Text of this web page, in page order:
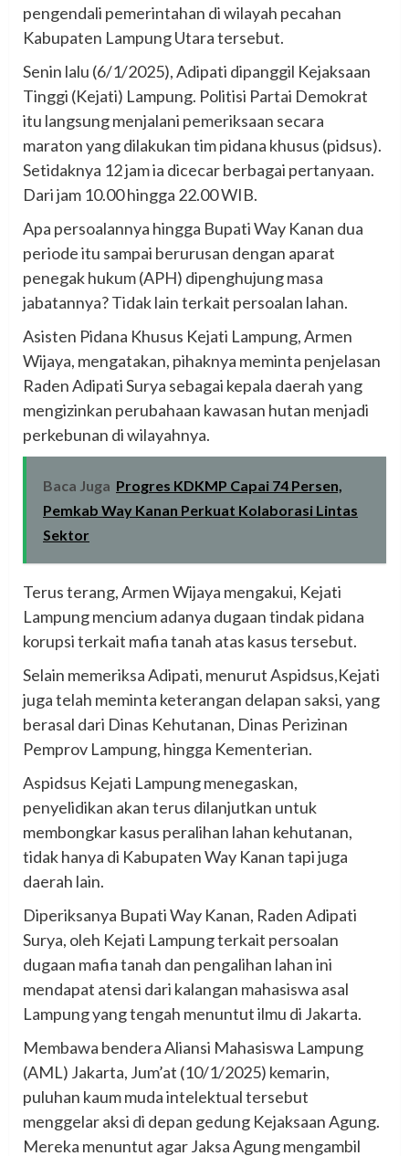
pengendali pemerintahan di wilayah pecahan
Kabupaten Lampung Utara tersebut.
Senin lalu (6/1/2025), Adipati dipanggil Kejaksaan
Tinggi (Kejati) Lampung. Politisi Partai Demokrat
itu langsung menjalani pemeriksaan secara
maraton yang dilakukan tim pidana khusus (pidsus).
Setidaknya 12 jam ia dicecar berbagai pertanyaan.
Dari jam 10.00 hingga 22.00 WIB.
Apa persoalannya hingga Bupati Way Kanan dua
periode itu sampai berurusan dengan aparat
penegak hukum (APH) dipenghujung masa
jabatannya? Tidak lain terkait persoalan lahan.
Asisten Pidana Khusus Kejati Lampung, Armen
Wijaya, mengatakan, pihaknya meminta penjelasan
Raden Adipati Surya sebagai kepala daerah yang
mengizinkan perubahaan kawasan hutan menjadi
perkebunan di wilayahnya.
Baca Juga Progres KDKMP Capai 74 Persen,
Pemkab Way Kanan Perkuat Kolaborasi Lintas
Sektor
Terus terang, Armen Wijaya mengakui, Kejati
Lampung mencium adanya dugaan tindak pidana
korupsi terkait mafia tanah atas kasus tersebut.
Selain memeriksa Adipati, menurut Aspidsus,Kejati
juga telah meminta keterangan delapan saksi, yang
berasal dari Dinas Kehutanan, Dinas Perizinan
Pemprov Lampung, hingga Kementerian.
Aspidsus Kejati Lampung menegaskan,
penyelidikan akan terus dilanjutkan untuk
membongkar kasus peralihan lahan kehutanan,
tidak hanya di Kabupaten Way Kanan tapi juga
daerah lain.
Diperiksanya Bupati Way Kanan, Raden Adipati
Surya, oleh Kejati Lampung terkait persoalan
dugaan mafia tanah dan pengalihan lahan ini
mendapat atensi dari kalangan mahasiswa asal
Lampung yang tengah menuntut ilmu di Jakarta.
Membawa bendera Aliansi Mahasiswa Lampung
(AML) Jakarta, Jum’at (10/1/2025) kemarin,
puluhan kaum muda intelektual tersebut
menggelar aksi di depan gedung Kejaksaan Agung.
Mereka menuntut agar Jaksa Agung mengambil